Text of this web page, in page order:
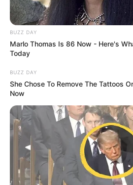
„Nem akartam a
se, hogy a volt feleségem,
miniszterként nem tartotta be
be a bíróság által jóváhagyott
pontjait és amiatt se, hogy a
BUZZ DAY
Marlo Thomas Is 86 Now - Here's
Today
BUZZ DAY
She Chose To Remove The Tattoos
Now